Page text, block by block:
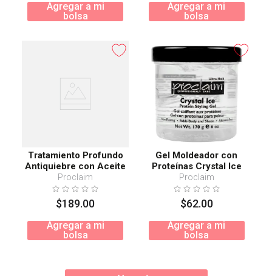
Agregar a mi
bolsa
Agregar a mi
bolsa
Tratamiento Profundo
Antiquiebre con Aceite
de Coco
Proclaim
$189.00
Agregar a mi
bolsa
Gel Moldeador con
Proteínas Crystal Ice
Proclaim
$62.00
Agregar a mi
bolsa